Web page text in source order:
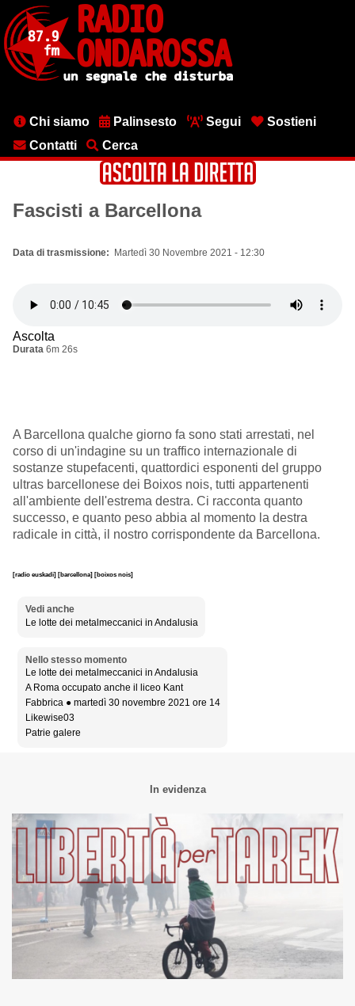
contenuto
principale
MenuChi siamo Palinsesto Segui
Sostieni
Contatti
Cerca
Fascisti a Barcellona
Data di trasmissione Martedì 30 Novembre 2021 - 12:30
Ascolta
Durata 6m 26s
A Barcellona qualche giorno fa sono stati arrestati, nel
corso di un'indagine su un traffico internazionale di
sostanze stupefacenti, quattordici esponenti del gruppo
ultras barcellonese dei Boixos nois, tutti appartenenti
all'ambiente dell'estrema destra. Ci racconta quanto
successo, e quanto peso abbia al momento la destra
radicale in città, il nostro corrispondente da Barcellona.
[radio euskadi] [barcellona] [boixos nois]
Vedi anche
Le lotte dei metalmeccanici in Andalusia
Nello stesso momento
Le lotte dei metalmeccanici in Andalusia
A Roma occupato anche il liceo Kant
Fabbrica ● martedì 30 novembre 2021 ore 14
Likewise03
Patrie galere
In evidenza